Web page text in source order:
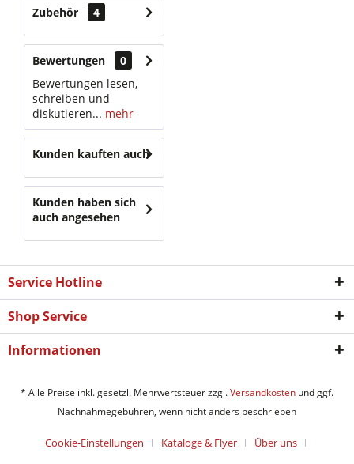
Zubehör 4
Bewertungen
0
Bewertungen lesen,
schreiben und
diskutieren... mehr
Kunden kauften auch
Kunden haben sich
auch angesehen
Service Hotline
Shop Service
Informationen
* Alle Preise inkl. gesetzl. Mehrwertsteuer zzgl.Versandkosten und ggf.
Nachnahmegebühren, wenn nicht anders beschrieben
Cookie-Einstellungen Kataloge & Flyer
Über uns